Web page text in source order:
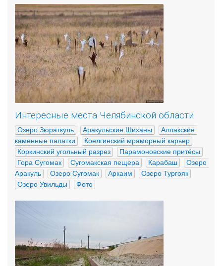
Интересные места Челябинской области
Озеро Зюраткуль Аракульские Шиханы
Аллакские
каменные палатки
Коелгинский мраморный карьер
Коркинский угольный разрез
Парамоновские притёсы
Гора Сугомак
Сугомакская пещера Карабаш
Озеро
Аракуль
Озеро Сугомак Аркаим
Озеро Тургояк
Озеро Увильды
Фото